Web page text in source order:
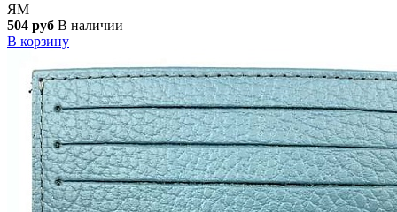
ЯМ
504 руб В наличии
В корзину